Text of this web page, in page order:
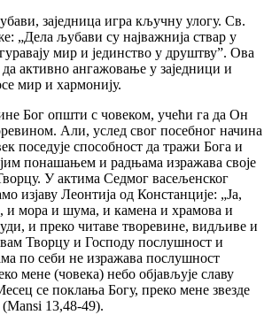
заједница игра кључну улогу. Св.
„Дела љубави су најважнија ствар у
мир и јединство у друштву”. Ова
да активно ангажовање у заједници и
мир и хармонију.
Бог општи с човеком, учећи га да Он
Али, услед свог посебног начина
поседује способност да тражи Бога и
понашањем и радњама изражава своје
У актима Седмог васељенског
изјаву Леонтија од Констанције: „Ја,
и мора и шума, и камена и храмова и
и преко читаве творевине, видљиве и
Творцу и Господу послушност и
по себи не изражава послушност
мене (човека) небо објављује славу
се поклања Богу, преко мене звезде
13,48-49).